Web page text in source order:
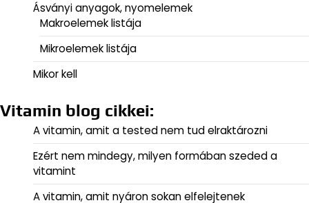
Ásványi anyagok, nyomelemek
Makroelemek listája
Mikroelemek listája
Mikor kell
Vitamin blog cikkei:
A vitamin, amit a tested nem tud elraktározni
Ezért nem mindegy, milyen formában szeded a
vitamint
A vitamin, amit nyáron sokan elfelejtenek